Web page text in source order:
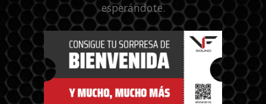
esperándote.